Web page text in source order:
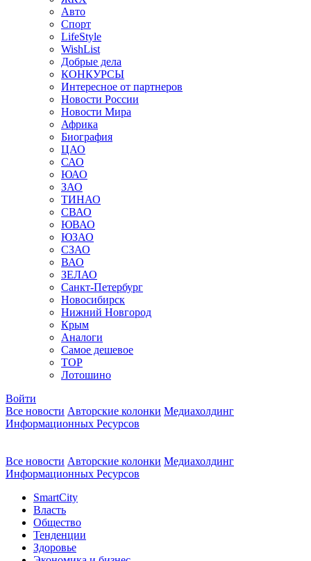
Авто
Спорт
LifeStyle
WishList
Добрые дела
КОНКУРСЫ
Интересное от партнеров
Новости России
Новости Мира
Африка
Биография
ЦАО
САО
ЮАО
ЗАО
ТИНАО
СВАО
ЮВАО
ЮЗАО
СЗАО
ВАО
ЗЕЛАО
Санкт-Петербург
Новосибирск
Нижний Новгород
Крым
Аналоги
Самое дешевое
TOP
Лотошино
Войти
Все новости Авторские колонки Медиахолдинг
Информационных Ресурсов
Все новости Авторские колонки Медиахолдинг
Информационных Ресурсов
SmartCity
Власть
Общество
Тенденции
Здоровье